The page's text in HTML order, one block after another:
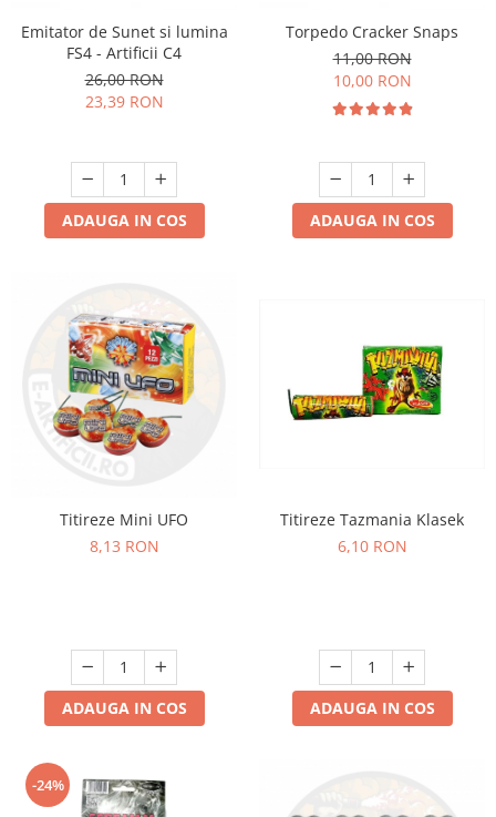
Emitator de Sunet si lumina
FS4 - Artificii C4
26,00 RON
23,39 RON
ADAUGA IN COS
Torpedo Cracker Snaps
11,00 RON
10,00 RON
ADAUGA IN COS
Titireze Mini UFO
8,13 RON
ADAUGA IN COS
Titireze Tazmania Klasek
6,10 RON
ADAUGA IN COS
-24%